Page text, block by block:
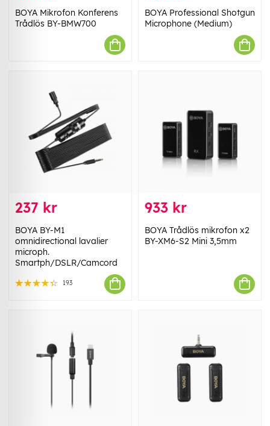
BOYA Mikrofon Konferens
Trådlös BY-BMW700
BOYA Professional Shotgun
Microphone (Medium)
237 kr
BOYA BY-M1
omnidirectional lavalier
microph.
Smartph/DSLR/Camcord
193
933 kr
BOYA Trådlös mikrofon x2
BY-XM6-S2 Mini 3,5mm